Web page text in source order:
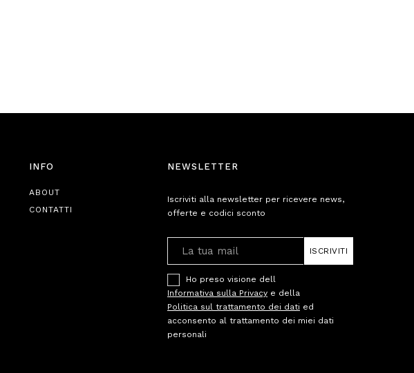
INFO
ABOUT
CONTATTI
NEWSLETTER
Iscriviti alla newsletter per ricevere news,
offerte e codici sconto
ISCRIVITI
Ho preso visione dell
Informativa sulla Privacy e della
Politica sul trattamento dei dati ed
acconsento al trattamento dei miei dati
personali